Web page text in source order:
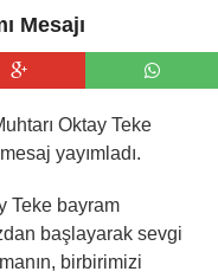
Mesajı
Oktay Teke
yayımladı.
Teke bayram
başlayarak sevgi
birbirimizi